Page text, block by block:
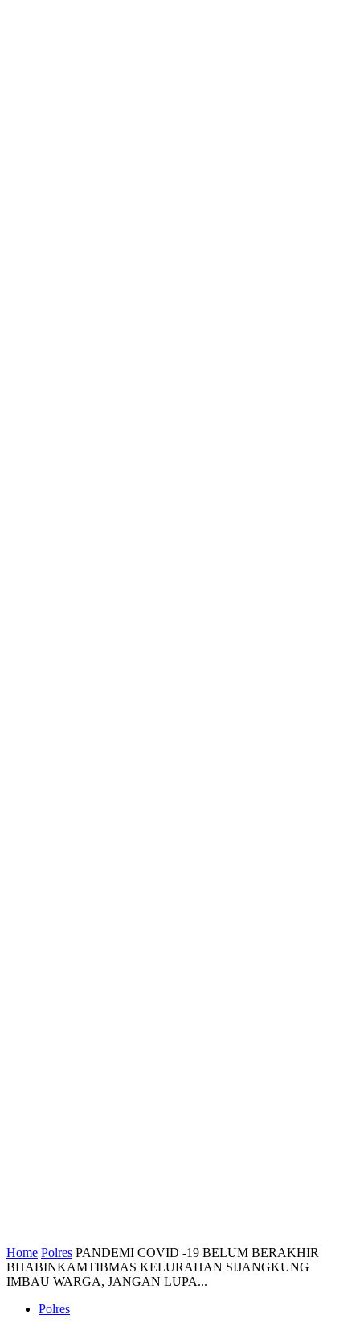
Home Polres PANDEMI COVID -19 BELUM BERAKHIR
BHABINKAMTIBMAS KELURAHAN SIJANGKUNG
IMBAU WARGA, JANGAN LUPA...
Polres